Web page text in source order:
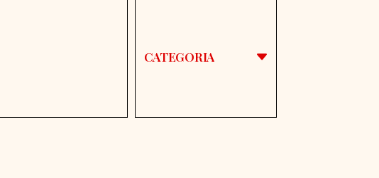
CATEGORIA